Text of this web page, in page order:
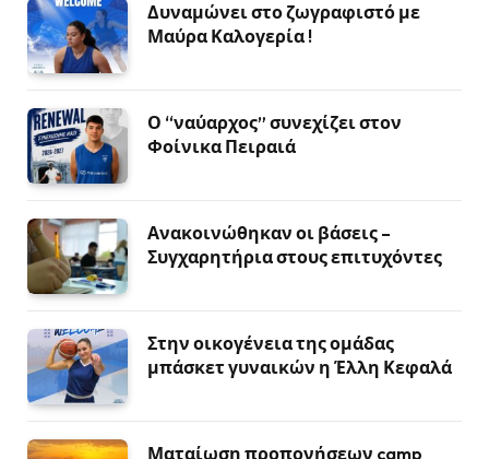
Δυναμώνει στο ζωγραφιστό με
Μαύρα Καλογερία !
Ο “ναύαρχος” συνεχίζει στον
Φοίνικα Πειραιά
Ανακοινώθηκαν οι βάσεις –
Συγχαρητήρια στους επιτυχόντες
Στην οικογένεια της ομάδας
μπάσκετ γυναικών η Έλλη Κεφαλά
Ματαίωση προπονήσεων camp